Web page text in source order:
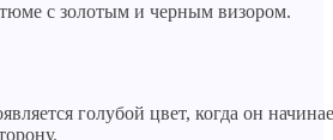
с золотым и черным визором.
голубой цвет, когда он